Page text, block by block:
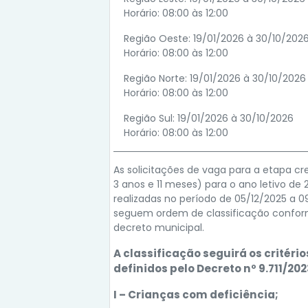
Horário: 08:00 às 12:00
Região Oeste: 19/01/2026 à 30/10/2026
Horário: 08:00 às 12:00
Região Norte: 19/01/2026 à 30/10/2026
Horário: 08:00 às 12:00
Região Sul: 19/01/2026 à 30/10/2026
Horário: 08:00 às 12:00
As solicitações de vaga para a etapa
3 anos e 11 meses) para o ano letivo de
realizadas no período de 05/12/2025 a
seguem ordem de classificação
decreto municipal.
A classificação seguirá os
definidos pelo Decreto nº 9.711/
I – Crianças com deficiência;